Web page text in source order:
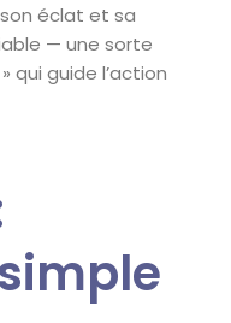
éclat et sa
— une sorte
qui guide l’action